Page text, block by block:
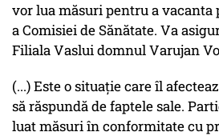
vor lua măsuri pentru a vacanta
a Comisiei de Sănătate. Va
Filiala Vaslui domnul Varujan
(...) Este o situație care îl
să răspundă de faptele sale.
luat măsuri în conformitate cu